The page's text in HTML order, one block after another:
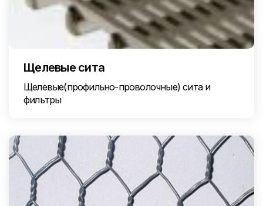
Щелевые сита
Щелевые(профильно-проволочные) сита и
фильтры